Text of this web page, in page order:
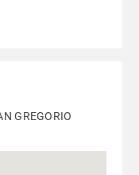
GREGORIO